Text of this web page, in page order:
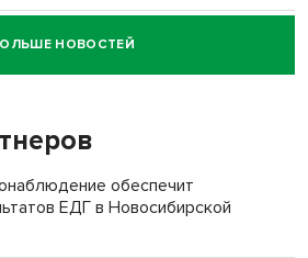
водителя за смерть
в новосибирском селе лошади
срок за избиение врачей
НОВОСТЕЙ
обеспечит
ЕДГ в Новосибирской